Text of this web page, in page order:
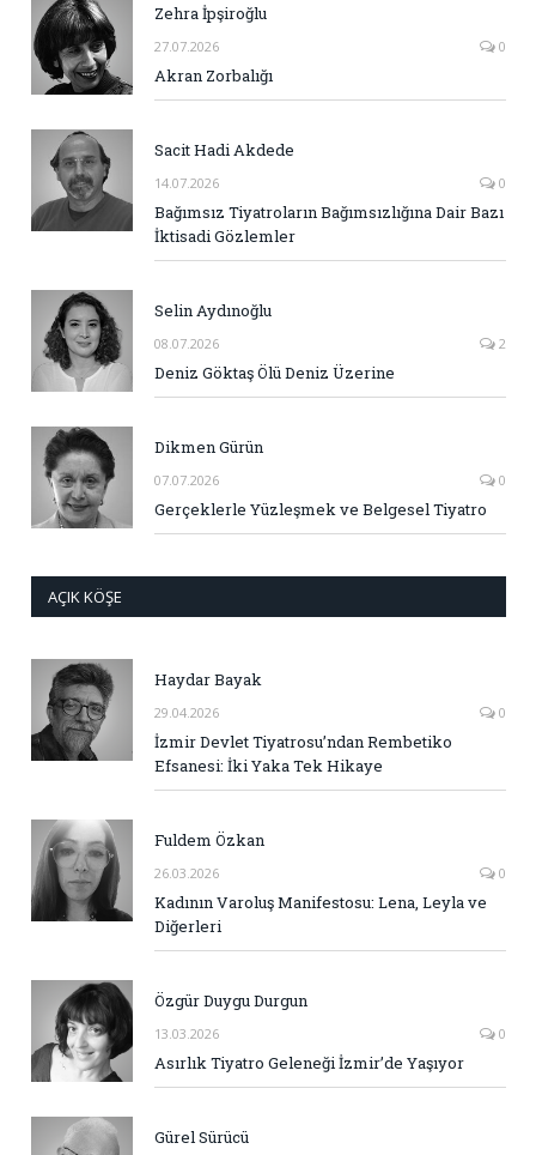
Zehra İpşiroğlu
27.07.2026 0
Akran Zorbalığı
Sacit Hadi Akdede
14.07.2026 0
Bağımsız Tiyatroların Bağımsızlığına Dair Bazı
İktisadi Gözlemler
Selin Aydınoğlu
08.07.2026 2
Deniz Göktaş Ölü Deniz Üzerine
Dikmen Gürün
07.07.2026 0
Gerçeklerle Yüzleşmek ve Belgesel Tiyatro
AÇIK KÖŞE
Haydar Bayak
29.04.2026 0
İzmir Devlet Tiyatrosu’ndan Rembetiko
Efsanesi: İki Yaka Tek Hikaye
Fuldem Özkan
26.03.2026 0
Kadının Varoluş Manifestosu: Lena, Leyla ve
Diğerleri
Özgür Duygu Durgun
13.03.2026 0
Asırlık Tiyatro Geleneği İzmir’de Yaşıyor
Gürel Sürücü